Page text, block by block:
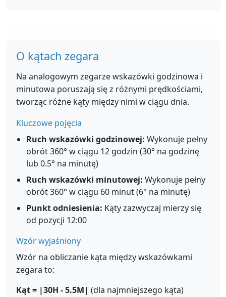
O kątach zegara
Na analogowym zegarze wskazówki godzinowa i
minutowa poruszają się z różnymi prędkościami,
tworząc różne kąty między nimi w ciągu dnia.
Kluczowe pojęcia
Ruch wskazówki godzinowej: Wykonuje pełny
obrót 360° w ciągu 12 godzin (30° na godzinę
lub 0.5° na minutę)
Ruch wskazówki minutowej: Wykonuje pełny
obrót 360° w ciągu 60 minut (6° na minutę)
Punkt odniesienia: Kąty zazwyczaj mierzy się
od pozycji 12:00
Wzór wyjaśniony
Wzór na obliczanie kąta między wskazówkami
zegara to:
Kąt = |30H - 5.5M| (dla najmniejszego kąta)